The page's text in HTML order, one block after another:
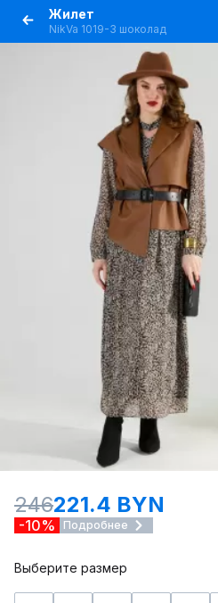
Жилет
NikVa 1019-3 шоколад
246221.4 BYN
-10% Подробнее
Выберите размер